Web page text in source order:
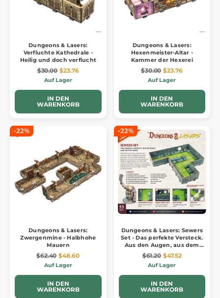
Dungeons & Lasers:
Verfluchte Kathedrale -
Heilig und doch verflucht
$30.00 $23.76
Auf Lager
IN DEN
WARENKORB
Dungeons & Lasers:
Hexenmeister-Altar -
Kammer der Hexerei
$30.00 $23.76
Auf Lager
IN DEN
WARENKORB
-22%
Dungeons & Lasers:
Zwergenmine - Halbhohe
Mauern
$62.40 $48.60
Auf Lager
IN DEN
WARENKORB
-22%
Dungeons & Lasers: Sewers
Set - Das perfekte Versteck.
Aus den Augen, aus dem
Sinn
$61.20 $47.52
Auf Lager
IN DEN
WARENKORB